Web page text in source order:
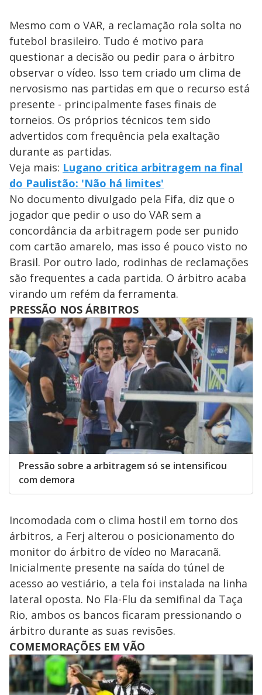
Mesmo com o VAR, a reclamação rola solta no
futebol brasileiro. Tudo é motivo para
questionar a decisão ou pedir para o árbitro
observar o vídeo. Isso tem criado um clima de
nervosismo nas partidas em que o recurso está
presente - principalmente fases finais de
torneios. Os próprios técnicos tem sido
advertidos com frequência pela exaltação
durante as partidas.
Veja mais: Lugano critica arbitragem na final
do Paulistão: 'Não há limites'
No documento divulgado pela Fifa, diz que o
jogador que pedir o uso do VAR sem a
concordância da arbitragem pode ser punido
com cartão amarelo, mas isso é pouco visto no
Brasil. Por outro lado, rodinhas de reclamações
são frequentes a cada partida. O árbitro acaba
virando um refém da ferramenta.
PRESSÃO NOS ÁRBITROS
Pressão sobre a arbitragem só se intensificou
com demora
Incomodada com o clima hostil em torno dos
árbitros, a Ferj alterou o posicionamento do
monitor do árbitro de vídeo no Maracanã.
Inicialmente presente na saída do túnel de
acesso ao vestiário, a tela foi instalada na linha
lateral oposta. No Fla-Flu da semifinal da Taça
Rio, ambos os bancos ficaram pressionando o
árbitro durante as suas revisões.
COMEMORAÇÕES EM VÃO